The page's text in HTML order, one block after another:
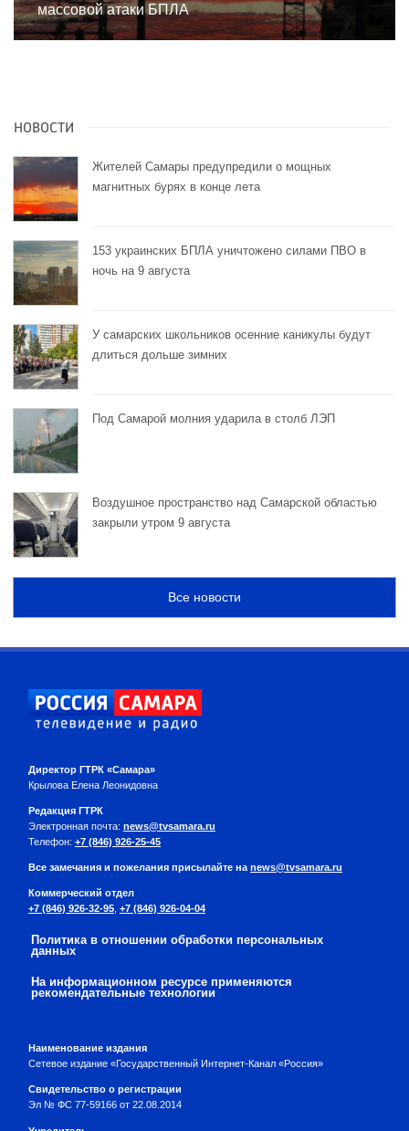
массовой атаки БПЛА
НОВОСТИ
Жителей Самары предупредили о мощных
магнитных бурях в конце лета
153 украинских БПЛА уничтожено силами ПВО в
ночь на 9 августа
У самарских школьников осенние каникулы будут
длиться дольше зимних
Под Самарой молния ударила в столб ЛЭП
Воздушное пространство над Самарской областью
закрыли утром 9 августа
Все новости
Директор ГТРК «Самара»
Крылова Елена Леонидовна
Редакция ГТРК
Электронная почта: news@tvsamara.ru
Телефон: +7 (846) 926-25-45
Все замечания и пожелания присылайте на news@tvsamara.ru
Коммерческий отдел
+7 (846) 926-32-95 +7 (846) 926-04-04
Политика в отношении обработки персональных
данных
На информационном ресурсе применяются
рекомендательные технологии
Наименование издания
Сетевое издание «Государственный Интернет-Канал «Россия»
Свидетельство о регистрации
Эл № ФС 77-59166 от 22.08.2014